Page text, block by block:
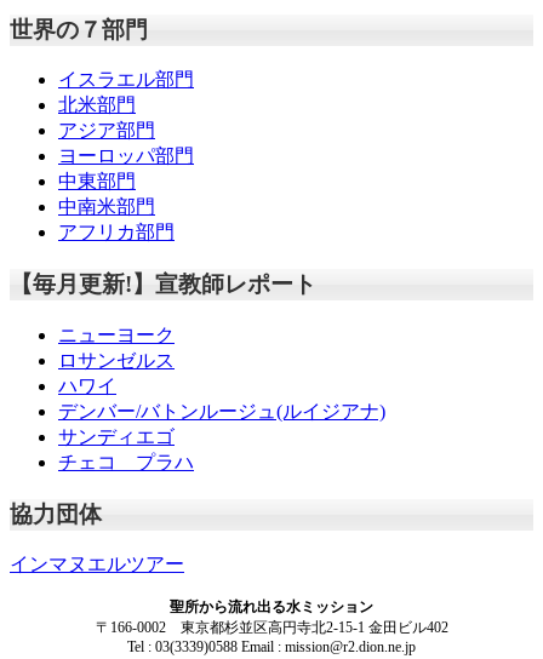
世界の７部門
イスラエル部門
北米部門
アジア部門
ヨーロッパ部門
中東部門
中南米部門
アフリカ部門
【毎月更新!】宣教師レポート
ニューヨーク
ロサンゼルス
ハワイ
デンバー/バトンルージュ(ルイジアナ)
サンディエゴ
チェコ プラハ
協力団体
インマヌエルツアー
聖所から流れ出る水ミッション
〒166-0002 東京都杉並区高円寺北2-15-1 金田ビル402
Tel : 03(3339)0588 Email : mission@r2.dion.ne.jp